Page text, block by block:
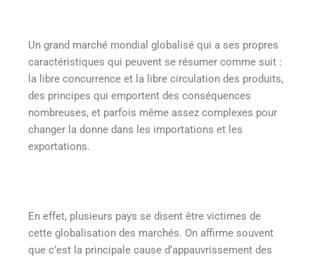
Un grand marché mondial globalisé qui a ses propres
caractéristiques qui peuvent se résumer comme suit :
la libre concurrence et la libre circulation des produits,
des principes qui emportent des conséquences
nombreuses, et parfois même assez complexes pour
changer la donne dans les importations et les
exportations.
En effet, plusieurs pays se disent être victimes de
cette globalisation des marchés. On affirme souvent
que c’est la principale cause d’appauvrissement des